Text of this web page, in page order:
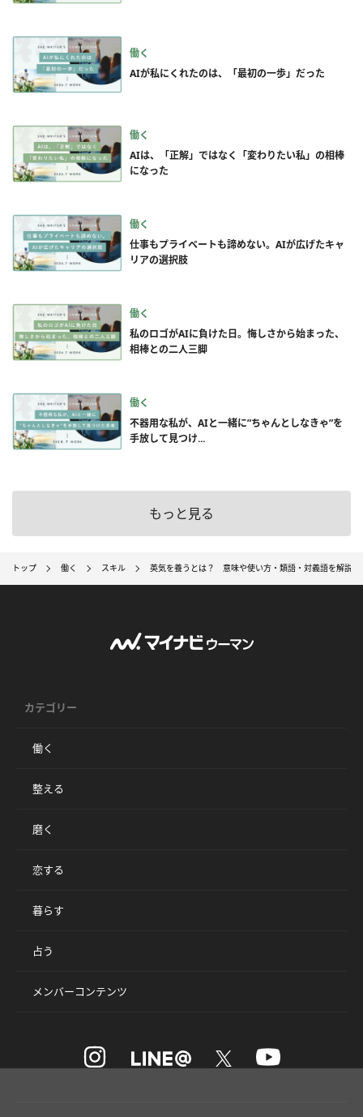
働く
AIが私にくれたのは、「最初の一歩」だった
働く
AIは、「正解」ではなく「変わりたい私」の相棒
になった
働く
仕事もプライベートも諦めない。AIが広げたキャ
リアの選択肢
働く
私のロゴがAIに負けた日。悔しさから始まった、
相棒との二人三脚
働く
不器用な私が、AIと一緒に”ちゃんとしなきゃ”を
手放して見つけ...
もっと見る
トップ 働く スキル 英気を養うとは？ 意味や使い方・類語・対義語を解説
カテゴリー
働く
整える
磨く
恋する
暮らす
占う
メンバーコンテンツ